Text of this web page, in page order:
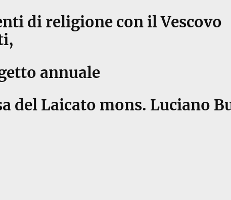
di religione con il Vescovo
annuale
del Laicato mons. Luciano